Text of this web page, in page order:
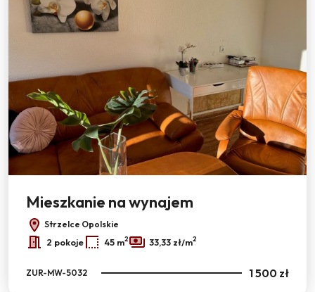
Mieszkanie na wynajem
Strzelce Opolskie
2 pokoje 45 m2 33,33 zł/m2
ZUR-MW-5032 1 500 zł